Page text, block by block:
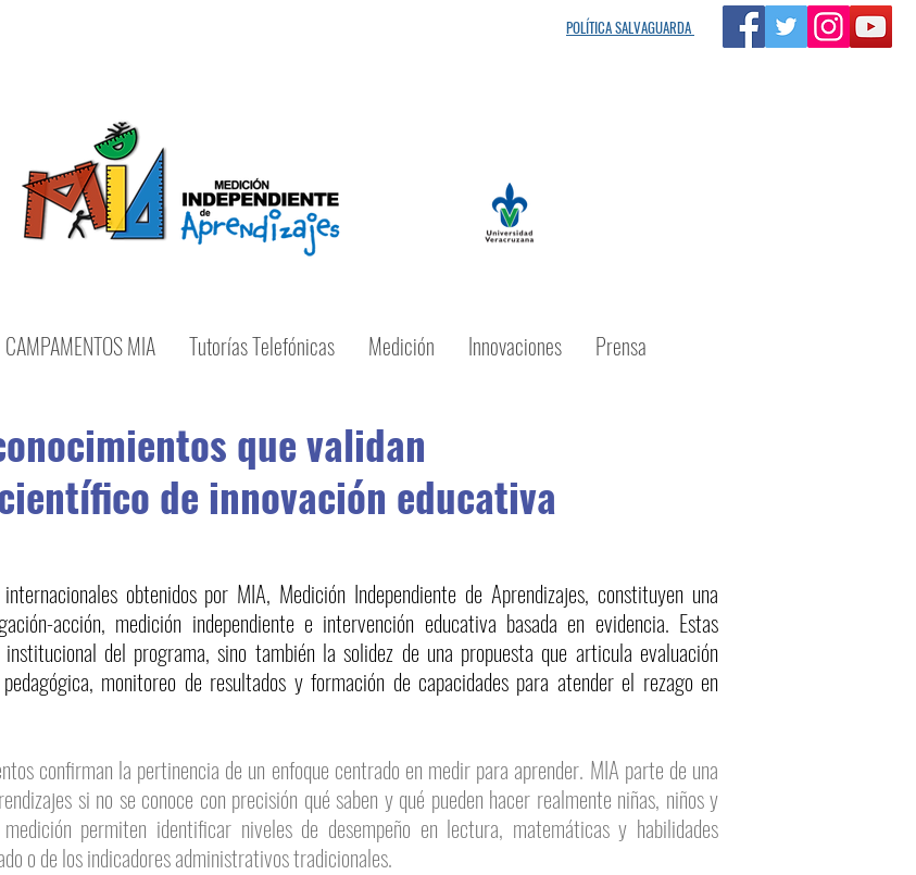
POLÍTICA SALVAGUARDA
CAMPAMENTOS MIA Tutorías Telefónicas Medición Innovaciones Prensa
que validan
de innovación educativa
obtenidos por MIA, Medición Independiente de Aprendizajes, constituyen una
acción, medición independiente e intervención educativa basada en evidencia. Estas
del programa, sino también la solidez de una propuesta que articula evaluación
monitoreo de resultados y formación de capacidades para atender el rezago en
confirman la pertinencia de un enfoque centrado en medir para aprender. MIA parte de una
si no se conoce con precisión qué saben y qué pueden hacer realmente niñas, niños y
permiten identificar niveles de desempeño en lectura, matemáticas y habilidades
o de los indicadores administrativos tradicionales.